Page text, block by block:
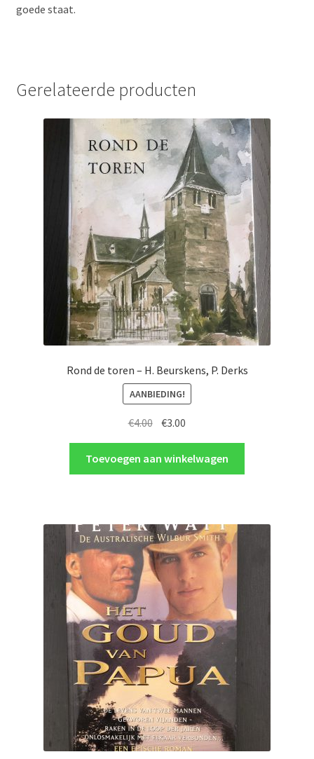
goede staat.
Gerelateerde producten
Rond de toren – H. Beurskens, P. Derks
AANBIEDING!
€4.00 Oorspronkelijke
was:
€4.00.
€3.00
is:
€3.00.
Toevoegen aan winkelwagen